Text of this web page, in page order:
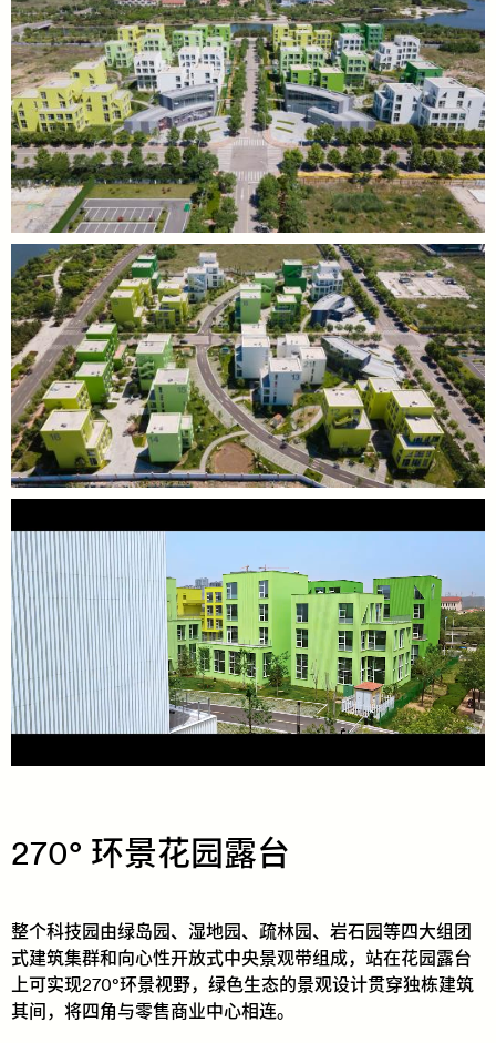
270° 环景花园露台
整个科技园由绿岛园、湿地园、疏林园、岩石园等四大组团
式建筑集群和向心性开放式中央景观带组成，站在花园露台
上可实现270°环景视野，绿色生态的景观设计贯穿独栋建筑
其间，将四角与零售商业中心相连。